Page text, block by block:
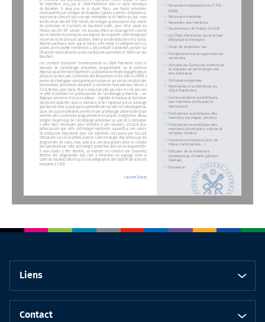
→
    Nouveaux mandataires du F.R.S.-
FNRS
→
    Nouveaux  membres
→
    Nouvelles des membres
→
    Soutenances de thèses à l’ULB
→
    Le CReA-Patrimoine sur le terrain
(Belgique et étranger)
→
    Coup de projecteur sur...
→
    Collaborations et programmes de
recherche
→
    Activités du Centre de recherches
et d’études en technologie des
arts plastiques
→
    Colloques  organisés
→
    Séminaires et conférences au
CReA-Patrimoine
→ Communications scientifiques
des membres (colloques et
séminaires)
→ Publications scientifiques des
membres (ouvrages, articles)
→ Publications scientifiques des
membres (chroniques, notices et
comptes rendus)
→
    Invitations et missions (jury de
thèse, commissions...)
→
    Diffusion de la recherche
(conférences d’intérêt général,
médias)
→
  Exposition
de  septembre  2014  par  le  CReA-Patrimoine  dans  le  cœur  historique
de  Bruxelles.  À  deux  pas  de  la  Grand  Place,  une  fouille  préventive
commanditée par la Région de Bruxelles-Capitale a permis d’explorer un
vaste terrain menacé par un projet immobilier et de mettre au jour, sous
le bâti urbain des XVI -XIX siècles, les vestiges spectaculaires d’un atelier
de  cordonnier  et  d’activités  de  boucherie  datés,  dans  l’état  actuel  de
l’étude, des XIII -XV siècles. Ces travaux jettent un éclairage très concret
sur les activités économiques aux origines de ce quartier, dont témoignent
encore les noms des rues actuelles, entre la rue des Bouchers et la rue du
Marché-aux-Peaux. Alors que le terrain a été rendu à l’entrepreneur le 15
janvier, une nouvelle intervention a déjà débuté à proximité, portant sur
l’étude de neuf bâtiments situés rue Marché-aux-Herbes et Petite rue des
Bouchers.
Ces  chantiers  traduisent  l’investissement  du  CReA-Patrimoine  dans  le
domaine  de  l’archéologie  préventive,  singulièrement  sur  le  territoire
régional qui abrite notre université. La collaboration étroite engagée depuis
plusieurs années avec la Direction des Monuments et des Sites du SPRB a
permis de développer une dynamique fructueuse qui voit les résultats des
interventions  préventives  alimenter  la  recherche  fondamentale  menée  à
l’ULB (thèses, post-docs). Mais il nous faut aller plus loin. Il n’est pas rare
en  effet  d’entendre  les  professionnels  de  l’archéologie  préventive  –  en
Belgique comme en France ou ailleurs – regretter le manque de formation
des jeunes diplômés dans ce domaine, et de l’expliquer par un décalage
grandissant entre la pratique du préventif telle qu’elle s’est développée au
cours des quinze dernières années et une archéologie universitaire toute
orientée vers la recherche programmée et les projets à long terme. Mieux
intégrer  l’expérience  de  l’archéologie  préventive  au  sein  de  la  formation
s’avère  donc  nécessaire  pour  remédier  à  une  situation,  d’autant  plus
préoccupante  que  cette  archéologie  représente  aujourd’hui  une  source
de  débouchés  importante  pour  nos  diplômés.  Cela  passe  par  l’accueil
d’étudiants sur ces chantiers, dans le cadre de stages déjà prévus par les
programmes  de  cours,  mais  aussi  par  une  plus  grande  prise  en  compte
des spécificités de cette archéologie préventive dans les enseignements.
Il  nous  faudra  y  être  attentifs,  au  moment  où  s’amorce  une  (nouvelle)
réforme  des  programmes  liée,  tant  à  l’évolution  du  paysage  dans  le
cadre du nouveau décret qu’à la reconfiguration des facultés de sciences
humaines à l’ULB.
Laurent Bavay
Liens
Contact